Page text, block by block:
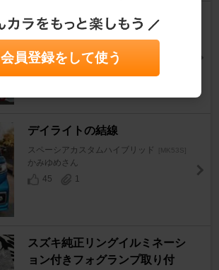
イカリングをウインカー連動に
スペーシアカスタムハイブリッド [MK53S]
fuchi716さん
50
1
デイライトの結線
スペーシアカスタムハイブリッド [MK53S]
かみゆめさん
45
1
スズキ純正リングイルミネーシ
ョン付きフォグランプ取り付
会員登録をして使う